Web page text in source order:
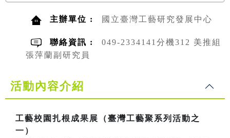
主辦單位 : 國立臺灣工藝研究發展中心
聯絡資訊 :
049-2334141分機312 美推組
張萍蘭副研究員
活動內容介紹
工藝校園扎根成果展（臺灣工藝聚系列活動之
一）